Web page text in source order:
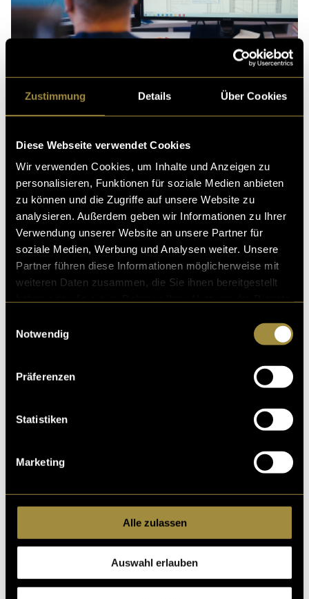
Zustimmung Details Über Cookies
Diese Webseite verwendet Cookies
Wir verwenden Cookies, um Inhalte und Anzeigen zu
personalisieren, Funktionen für soziale Medien anbieten
zu können und die Zugriffe auf unsere Website zu
analysieren. Außerdem geben wir Informationen zu Ihrer
Verwendung unserer Website an unsere Partner für
soziale Medien, Werbung und Analysen weiter. Unsere
Partner führen diese Informationen möglicherweise mit
weiteren Daten zusammen, die Sie ihnen bereitgestellt
Notwendig
Präferenzen
Statistiken
Marketing
Alle zulassen
Auswahl erlauben
Wedding Film Brand